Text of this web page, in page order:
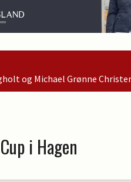
Christensen blev nr. 2 i
i Hagen